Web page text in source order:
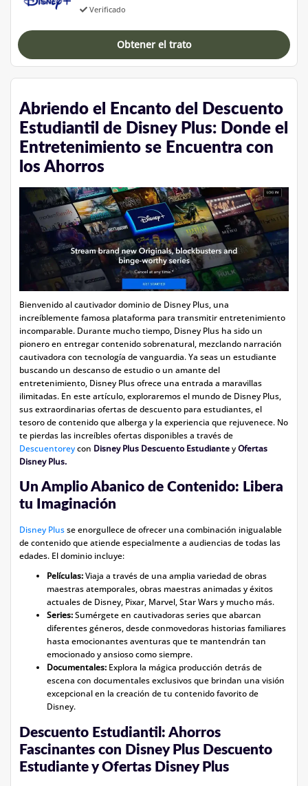
Verificado
Obtener el trato
Abriendo el Encanto del Descuento
Estudiantil de Disney Plus: Donde el
Entretenimiento se Encuentra con
los Ahorros
Bienvenido al cautivador dominio de Disney Plus, una
increíblemente famosa plataforma para transmitir entretenimiento
incomparable. Durante mucho tiempo, Disney Plus ha sido un
pionero en entregar contenido sobrenatural, mezclando narración
cautivadora con tecnología de vanguardia. Ya seas un estudiante
buscando un descanso de estudio o un amante del
entretenimiento, Disney Plus ofrece una entrada a maravillas
ilimitadas. En este artículo, exploraremos el mundo de Disney Plus,
sus extraordinarias ofertas de descuento para estudiantes, el
tesoro de contenido que alberga y la experiencia que rejuvenece. No
te pierdas las increíbles ofertas disponibles a través de
Descuentoreycon Disney Plus Descuento EstudianteyOfertas
Disney Plus.
Un Amplio Abanico de Contenido: Libera
tu Imaginación
Disney Plusse enorgullece de ofrecer una combinación inigualable
de contenido que atiende especialmente a audiencias de todas las
edades. El dominio incluye:
Películas:Viaja a través de una amplia variedad de obras
maestras atemporales, obras maestras animadas y éxitos
actuales de Disney, Pixar, Marvel, Star Wars y mucho más.
Series:Sumérgete en cautivadoras series que abarcan
diferentes géneros, desde conmovedoras historias familiares
hasta emocionantes aventuras que te mantendrán tan
emocionado y ansioso como siempre.
Documentales: Explora la mágica producción detrás de
escena con documentales exclusivos que brindan una visión
excepcional en la creación de tu contenido favorito de
Disney.
Descuento Estudiantil: Ahorros
Fascinantes con Disney Plus Descuento
Estudiante y Ofertas Disney Plus